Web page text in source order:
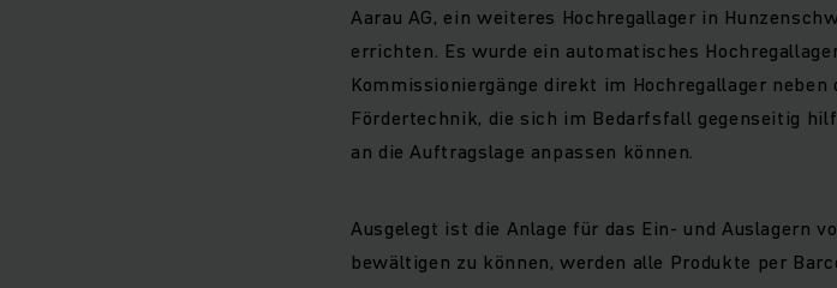
Aarau AG, ein weiteres Hochregallager in
errichten. Es wurde ein automatisches
Kommissioniergänge direkt im Hochregallager neben
Fördertechnik, die sich im Bedarfsfall gegenseitig
an die Auftragslage anpassen können.
Ausgelegt ist die Anlage für das Ein- und Auslagern
bewältigen zu können, werden alle Produkte per